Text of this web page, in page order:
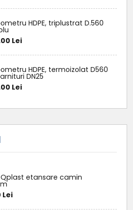
HDPE, triplustrat D.560
Lei
HDPE, termoizolat D560
DN25
Lei
etansare camin
Lei